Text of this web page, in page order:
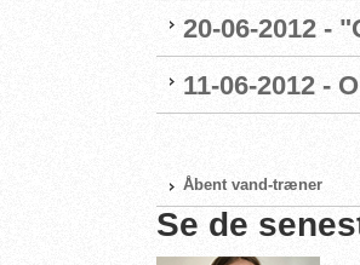
20-06-2012 -
11-06-2012 -
Åbent vand-træner
Se de